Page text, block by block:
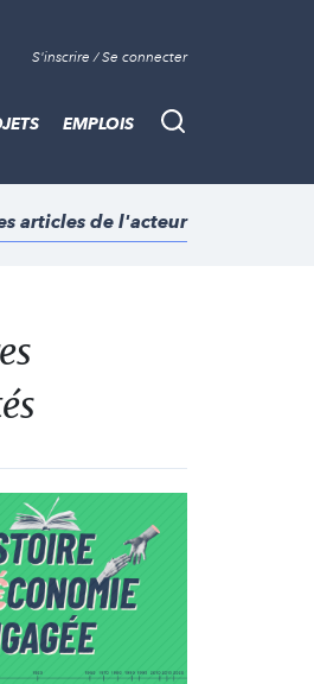
S'inscrire / Se connecter
Recherche
EMPLOIS
articles de l'acteur